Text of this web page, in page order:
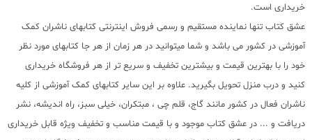
خریداری است.
عشق کتاب تنها نماینده مستقیم و رسمی فروش اینترنتی کتابهای ناشران کمک
آموزشی در کشور می باشد و شما میتوانید در هر زمان از هر جا کتابهای مورد نظر
خود را با بهترین قیمت و بیشترین تخفیف و سریع تر از هر فروشگاه خریداری
کنید و درب منزل تحویل بگیرید. علاوه بر این سایر کتابهای کمک آموزشی از کلیه
ناشران فعال در کشور مانند گاج، قلم چی ، مبتکران، خیلی سبز، راه اندیشه، نشر
دریافت و ... در عشق کتاب موجود و با قیمت مناسب و تخفیف ویژه قابل خریداری